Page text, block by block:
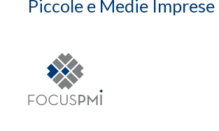
Piccole e Medie